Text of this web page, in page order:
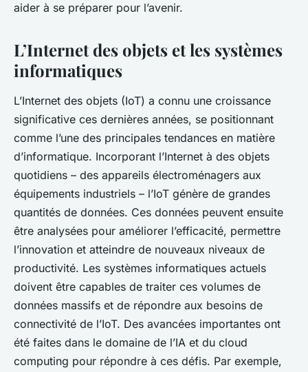
aider à se préparer pour l’avenir.
L’Internet des objets et les systèmes
informatiques
L’Internet des objets (IoT) a connu une croissance
significative ces dernières années, se positionnant
comme l’une des principales tendances en matière
d’informatique. Incorporant l’Internet à des objets
quotidiens – des appareils électroménagers aux
équipements industriels – l’IoT génère de grandes
quantités de données. Ces données peuvent ensuite
être analysées pour améliorer l’efficacité, permettre
l’innovation et atteindre de nouveaux niveaux de
productivité. Les systèmes informatiques actuels
doivent être capables de traiter ces volumes de
données massifs et de répondre aux besoins de
connectivité de l’IoT. Des avancées importantes ont
été faites dans le domaine de l’IA et du cloud
computing pour répondre à ces défis. Par exemple,